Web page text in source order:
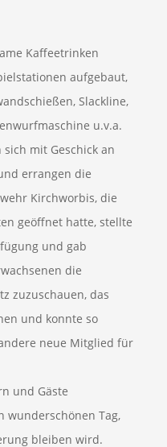
Kaffeetrinken
aufgebaut,
Slackline,
u.v.a.
mit Geschick an
errangen die
Kirchworbis, die
geöffnet hatte, stellte
und gab
die
zuzuschauen, das
und konnte so
neue Mitglied für
und Gäste
wunderschönen Tag,
bleiben wird.